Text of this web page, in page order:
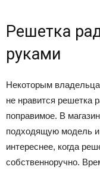
Решетка
руками
Некоторым
не нравится решетка
поправимое. В
подходящую модель
интереснее, когда
собственноручно.